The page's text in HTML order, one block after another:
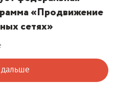
«Продвижение
сетях»
дальше